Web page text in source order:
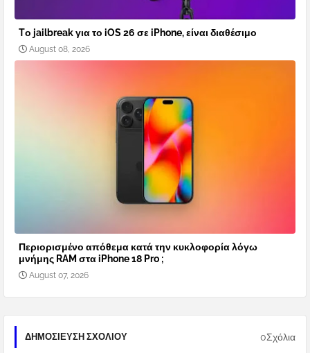
Tο jailbreak για το iOS 26 σε iPhone, είναι διαθέσιμο
August 08, 2026
Περιορισμένο απόθεμα κατά την κυκλοφορία λόγω
μνήμης RAM στα iPhone 18 Pro ;
August 07, 2026
ΔΗΜΟΣΊΕΥΣΗ ΣΧΟΛΊΟΥ 0Σχόλια